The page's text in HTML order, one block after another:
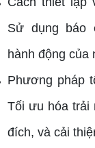
Sử dụng báo
hành động của
Phương pháp
Tối ưu hóa trải
đích, và cải